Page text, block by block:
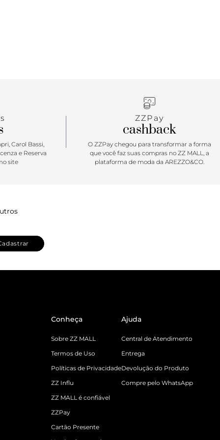
Carol Bassi,
e Reserva
site
ZZPay
cashback
O ZZPay chegou para transformar a forma
que você faz suas compras no ZZ MALL, a
plataforma de moda da AREZZO&CO.
Conheça
Sobre ZZ MALL
Termos de Uso
Políticas de Privacidade
ZZ Influ
ZZ MALL é confiável
ZZPay
Cartão Presente
Ajuda
Central de Atendimento
Entrega
Devolução do Produto
Compre pelo WhatsApp